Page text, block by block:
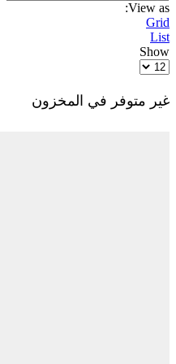
View as:
Grid
List
Show
Products
page
غير متوفر في المخزون